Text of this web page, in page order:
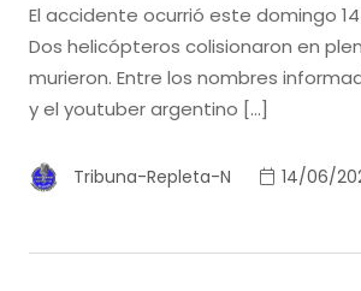
El accidente ocurrió este domingo
Dos helicópteros colisionaron en
murieron. Entre los nombres
y el youtuber argentino […]
Tribuna-Repleta-N 14/06/